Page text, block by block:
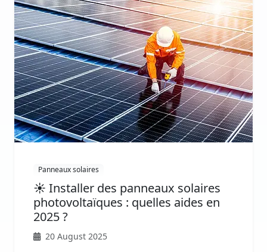
Panneaux solaires
☀️ Installer des panneaux solaires
photovoltaïques : quelles aides en
2025 ?
20 August 2025